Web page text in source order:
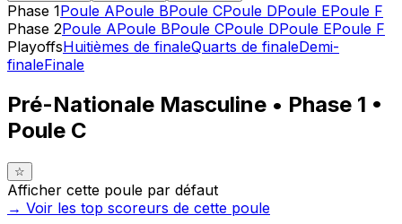
Phase 1Poule APoule BPoule CPoule DPoule EPoule F
Phase 2Poule APoule BPoule CPoule DPoule EPoule F
PlayoffsHuitièmes de finaleQuarts de finaleDemi-
finaleFinale
Pré-Nationale Masculine • Phase 1 •
Poule C
☆
Afficher cette poule par défaut
→ Voir les top scoreurs de cette poule